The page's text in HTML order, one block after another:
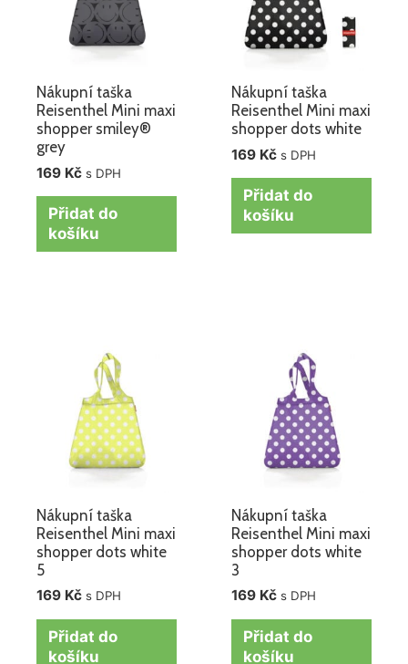
Nákupní taška
Reisenthel Mini maxi
shopper smiley®
grey
169 Kč s DPH
Přidat do
košíku
Nákupní taška
Reisenthel Mini maxi
shopper dots white
169 Kč s DPH
Přidat do
košíku
Nákupní taška
Reisenthel Mini maxi
shopper dots white
5
169 Kč s DPH
Přidat do
košíku
Nákupní taška
Reisenthel Mini maxi
shopper dots white
3
169 Kč s DPH
Přidat do
košíku